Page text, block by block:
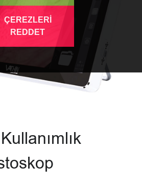
ÇEREZLERİ
REDDET